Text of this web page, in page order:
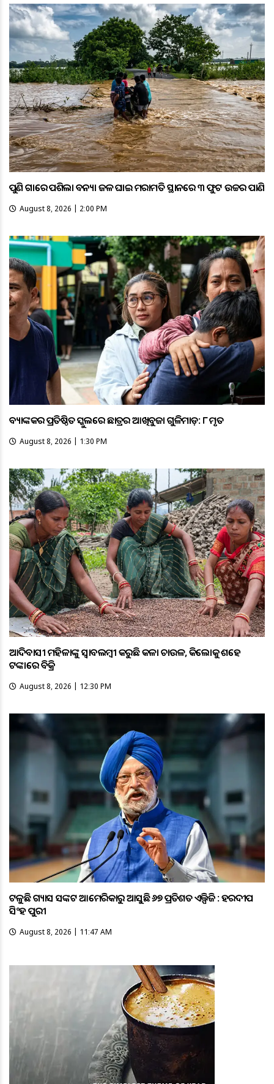
ପୁଣି ଗାଁରେ ପଶିଲା ବନ୍ୟା ଜଳ ଘାଇ ମରାମତି ସ୍ଥାନରେ ୩ ଫୁଟ ଉଚ୍ଚର ପାଣି
August 8, 2026 | 2:00 PM
ବ୍ୟାଙ୍କକର ପ୍ରତିଷ୍ଠିତ ସ୍କୁଲରେ ଛାତ୍ରର ଆଖିବୁଜା ଗୁଳିମାଡ଼: ୮ ମୃତ
August 8, 2026 | 1:30 PM
ଆଦିବାସୀ ମହିଳାଙ୍କୁ ସ୍ଵାବଲମ୍ଵୀ କରୁଛି କଳା ଚାଉଳ, କିଲୋକୁ ଶହେ
ଟଙ୍କାରେ ବିକ୍ରି
August 8, 2026 | 12:30 PM
ଟଳୁଛି ଗ୍ୟାସ ସଙ୍କଟ ଆମେରିକାରୁ ଆସୁଛି ୬୭ ପ୍ରତିଶତ ଏଲ୍ପିଜି : ହରଦୀପ
ସିଂହ ପୁରୀ
August 8, 2026 | 11:47 AM